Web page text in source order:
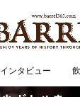
インタビュー